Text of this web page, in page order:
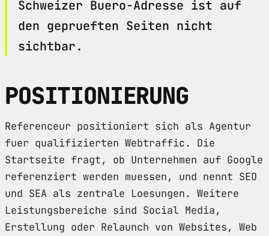
Schweizer Buero-Adresse ist auf
den geprueften Seiten nicht
sichtbar.
POSITIONIERUNG
Referenceur positioniert sich als Agentur
fuer qualifizierten Webtraffic. Die
Startseite fragt, ob Unternehmen auf Google
referenziert werden muessen, und nennt SEO
und SEA als zentrale Loesungen. Weitere
Leistungsbereiche sind Social Media,
Erstellung oder Relaunch von Websites, Web